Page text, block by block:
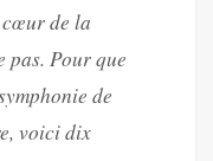
de la
pas. Pour que
de
voici dix